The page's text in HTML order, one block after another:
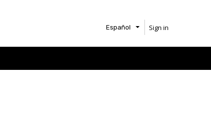
Español Sign in